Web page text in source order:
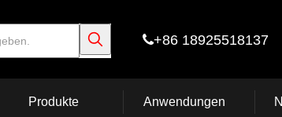
+86 18925518137
Produkte Anwendungen